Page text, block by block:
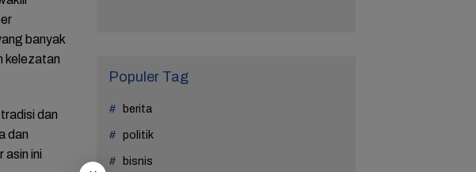
banyak
kelezatan
dan
dan
asin ini
Populer Tag
berita
politik
bisnis